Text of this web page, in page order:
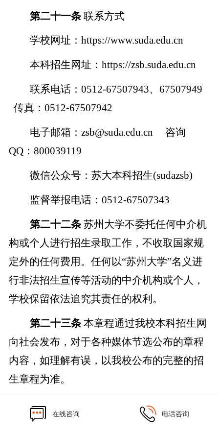
第二十一条 联系方式
学校网址： https://www.suda.edu.cn
本科招生网址： https://zsb.suda.edu.cn
联系电话： 0512-67507943、67507949
传真：0512-67507942
电子邮箱： zsb@suda.edu.cn 咨询
QQ：800039119
微信公众号：苏大本科招生(sudazsb)
监督举报电话： 0512-67507343
第二十二条 苏州大学不委托任何中介机
构或个人进行招生录取工作，不收取国家规
定外的任何费用。任何以“苏州大学”名义进
行非法招生宣传等活动的中介机构或个人，
学校保留依法追究其责任的权利。
第二十三条 本章程通过我校本科招生网
向社会发布，对于各种媒体节选公布的章程
内容，如理解有误，以我校公布的完整的招
生章程为准。
第二十四条
本章程自公布之日起生效并
施行。若与国家法律、法规、规章和上级有
在线咨询 电话咨询